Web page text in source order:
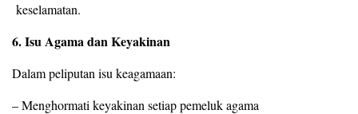
keselamatan.
6. Isu Agama dan Keyakinan
Dalam peliputan isu keagamaan:
– Menghormati keyakinan setiap pemeluk agama